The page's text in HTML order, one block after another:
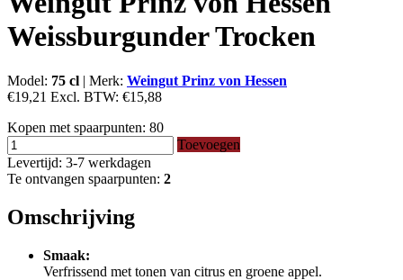
Weissburgunder Trocken
Model: 75 cl | Merk: Weingut Prinz von Hessen
€19,21 Excl. BTW: €15,88
Kopen met spaarpunten: 80
Toevoegen
Levertijd: 3-7 werkdagen
Te ontvangen spaarpunten: 2
Omschrijving
Smaak:
Verfrissend met tonen van citrus en groene appel.